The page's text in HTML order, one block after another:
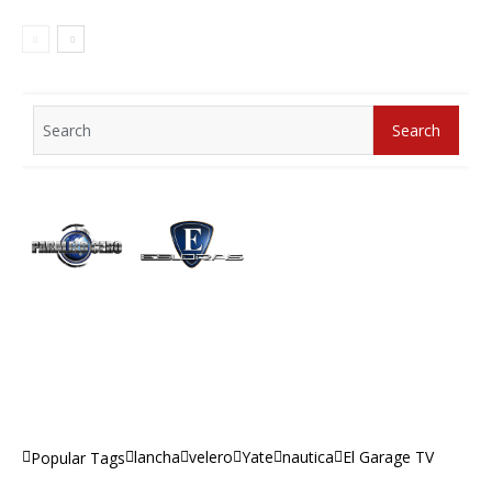
for:
Search
Popular Tags lancha velero Yate nautica El Garage TV